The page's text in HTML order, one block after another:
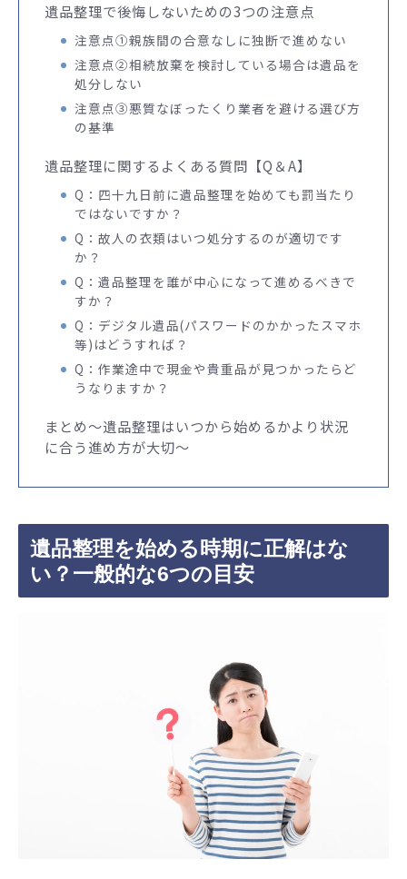
遺品整理で後悔しないための3つの注意点
注意点①親族間の合意なしに独断で進めない
注意点②相続放棄を検討している場合は遺品を
処分しない
注意点③悪質なぼったくり業者を避ける選び方
の基準
遺品整理に関するよくある質問【Q＆A】
Q：四十九日前に遺品整理を始めても罰当たり
ではないですか？
Q：故人の衣類はいつ処分するのが適切です
か？
Q：遺品整理を誰が中心になって進めるべきで
すか？
Q：デジタル遺品(パスワードのかかったスマホ
等)はどうすれば？
Q：作業途中で現金や貴重品が見つかったらど
うなりますか？
まとめ～遺品整理はいつから始めるかより状況
に合う進め方が大切～
遺品整理を始める時期に正解はな
い？一般的な6つの目安